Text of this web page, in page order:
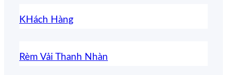
KHách Hàng
Rèm Vải Thanh Nhàn